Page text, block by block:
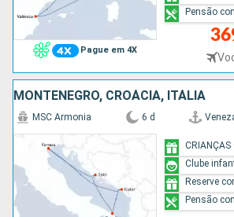
Pague em 4X
Pensão
MONTENEGRO, CROÁCIA, ITÁLIA
MSC Armonia 6 d
Clube
Reserve
Pensão